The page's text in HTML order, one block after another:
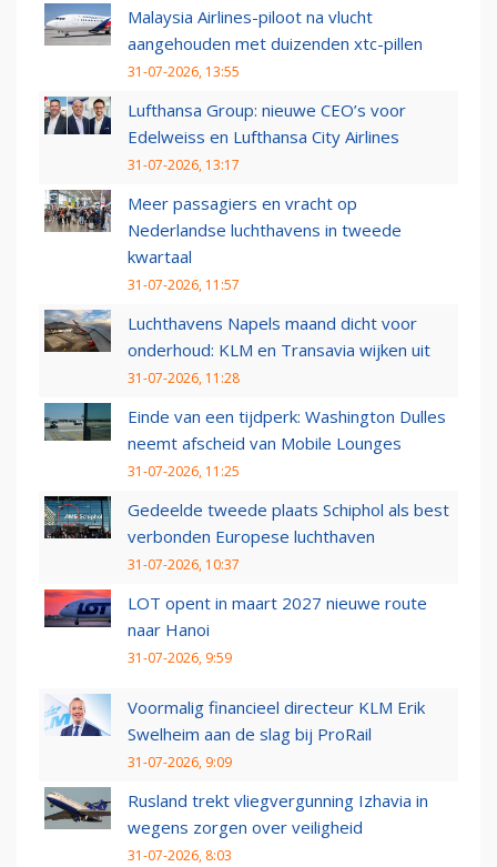
Malaysia Airlines-piloot na vlucht
aangehouden met duizenden xtc-pillen
31-07-2026, 13:55
Lufthansa Group: nieuwe CEO’s voor
Edelweiss en Lufthansa City Airlines
31-07-2026, 13:17
Meer passagiers en vracht op
Nederlandse luchthavens in tweede
kwartaal
31-07-2026, 11:57
Luchthavens Napels maand dicht voor
onderhoud: KLM en Transavia wijken uit
31-07-2026, 11:28
Einde van een tijdperk: Washington Dulles
neemt afscheid van Mobile Lounges
31-07-2026, 11:25
Gedeelde tweede plaats Schiphol als best
verbonden Europese luchthaven
31-07-2026, 10:37
LOT opent in maart 2027 nieuwe route
naar Hanoi
31-07-2026, 9:59
Voormalig financieel directeur KLM Erik
Swelheim aan de slag bij ProRail
31-07-2026, 9:09
Rusland trekt vliegvergunning Izhavia in
wegens zorgen over veiligheid
31-07-2026, 8:03